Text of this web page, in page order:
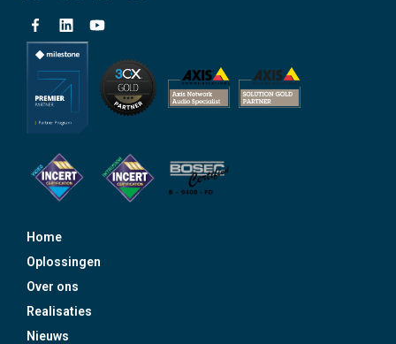
Home
Oplossingen
Over ons
Realisaties
Nieuws